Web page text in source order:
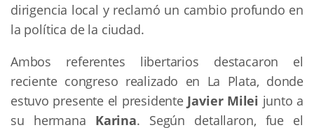
dirigencia local y reclamó un cambio profundo en
la política de la ciudad.
Ambos referentes libertarios destacaron el
reciente congreso realizado en La Plata, donde
estuvo presente el presidente Javier Milei junto a
su hermana Karina. Según detallaron, fue el